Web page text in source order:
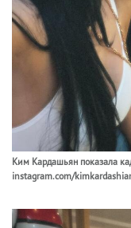
Ким Кардашьян показала
instagram.com/